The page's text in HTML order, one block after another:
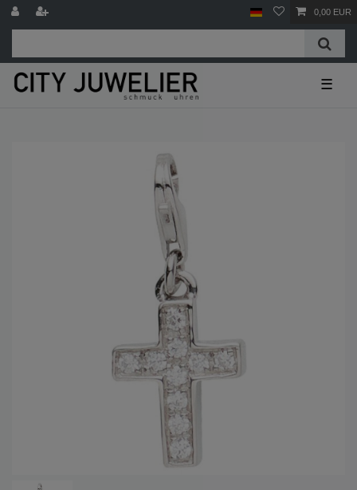
0,00 EUR
☰